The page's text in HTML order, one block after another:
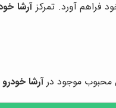
فراهم آورد. تمرکزآرشا
محبوب موجود درآرشا خودرو